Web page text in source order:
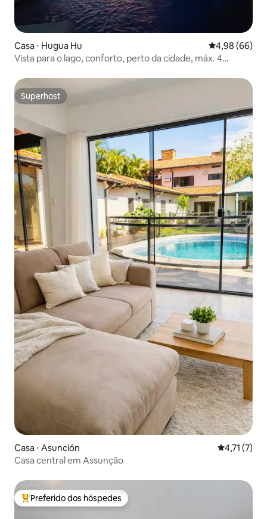
Casa ⋅ Hugua Hu 4,98 de uma
4,98 (66)
Vista para o lago, conforto, perto da cidade, máx. 4
Superhost
Superhost
Casa ⋅ Asunción 4,71 de
4,71 (7)
Casa central em Assunção
Entre os melhores preferidos dos hóspedes
Preferido dos hóspedes